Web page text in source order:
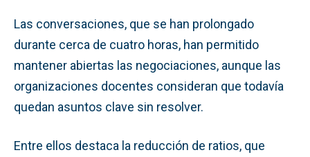
Las conversaciones, que se han prolongado
durante cerca de cuatro horas, han permitido
mantener abiertas las negociaciones, aunque las
organizaciones docentes consideran que todavía
quedan asuntos clave sin resolver.
Entre ellos destaca la reducción de ratios, que